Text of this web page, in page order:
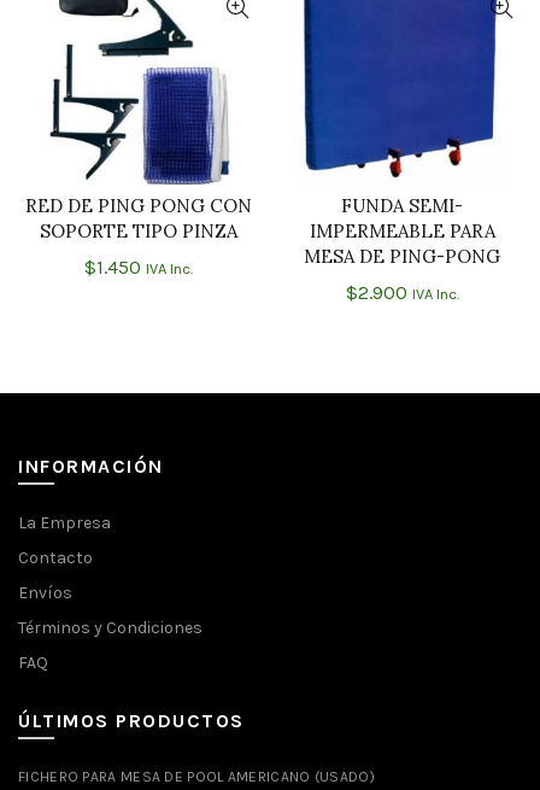
AÑADIR AL CARRITO
RED DE PING PONG CON
SOPORTE TIPO PINZA
$1.450 IVA Inc.
AÑADIR AL CARRITO
FUNDA SEMI-
IMPERMEABLE PARA
MESA DE PING-PONG
$2.900 IVA Inc.
INFORMACIÓN
La Empresa
Contacto
Envíos
Términos y Condiciones
FAQ
ÚLTIMOS PRODUCTOS
FICHERO PARA MESA DE POOL AMERICANO (USADO)